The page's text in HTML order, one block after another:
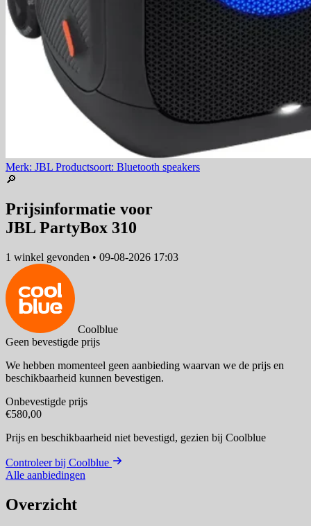
Merk: JBL Productsoort: Bluetooth speakers
🔎
Prijsinformatie voor
JBL PartyBox 310
1 winkel gevonden • 09-08-2026 17:03
Coolblue
Geen bevestigde prijs
We hebben momenteel geen aanbieding waarvan we de prijs en
beschikbaarheid kunnen bevestigen.
Onbevestigde prijs
€580,00
Prijs en beschikbaarheid niet bevestigd, gezien bij Coolblue
Controleer bij Coolblue
Alle aanbiedingen
Overzicht